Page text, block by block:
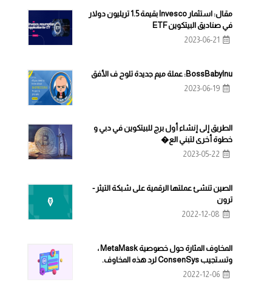
مقال: استثمار Invesco بقيمة 1.5 تريليون دولار
في صناديق البيتكوين ETF
2023-06-21
BossBabyInu: عملة ميم جديدة تلوح ف الأفق
2023-06-19
الطريق إلى إنشاء أول برج للبيتكوين في دبي و
خطوة أخرى لتبني الع�
2023-05-22
الصين تنشئ عملتها الرقمية على شبكة التيثر -
ترون
2022-12-08
المخاوف المثارة حول خصوصية MetaMask ،
وتستجيب ConsenSys لرد هذه المخاوف.
2022-12-06